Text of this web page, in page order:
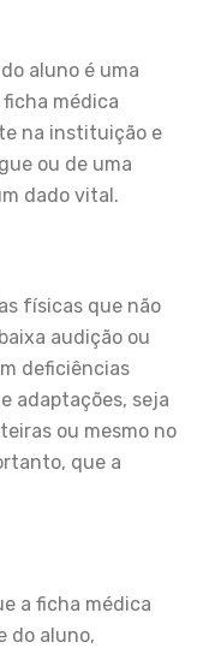
aluno é uma
médica
na instituição e
ou de uma
dado vital.
físicas que não
audição ou
deficiências
adaptações, seja
ou mesmo no
que a
a ficha médica
do aluno,